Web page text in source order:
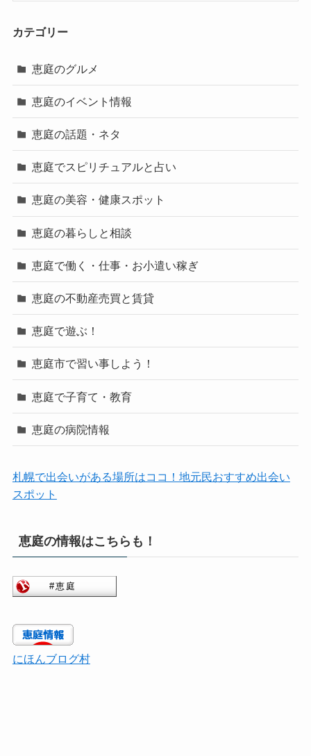
カテゴリー
恵庭のグルメ
恵庭のイベント情報
恵庭の話題・ネタ
恵庭でスピリチュアルと占い
恵庭の美容・健康スポット
恵庭の暮らしと相談
恵庭で働く・仕事・お小遣い稼ぎ
恵庭の不動産売買と賃貸
恵庭で遊ぶ！
恵庭市で習い事しよう！
恵庭で子育て・教育
恵庭の病院情報
札幌で出会いがある場所はココ！地元民おすすめ出会い
スポット
恵庭の情報はこちらも！
にほんブログ村